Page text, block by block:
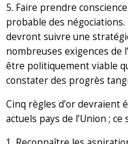
5. Faire prendre
probable des
devront suivre une
nombreuses exigences de
être politiquement viable
constater des progrès
Cinq règles d’or devraient
actuels pays de l’Union ;